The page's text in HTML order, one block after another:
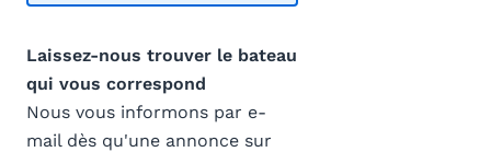
Laissez-nous trouver le bateau
qui vous correspond
Nous vous informons par e-
mail dès qu'une annonce sur